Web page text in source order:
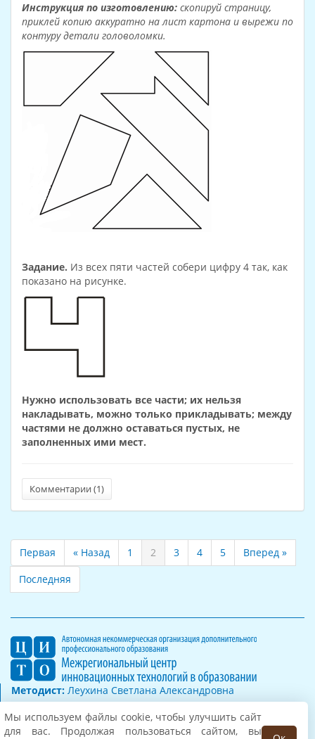
Инструкция по изготовлению: скопируй страницу,
приклей копию аккуратно на лист картона и вырежи по
контуру детали головоломки.
Задание. Из всех пяти частей собери цифру 4 так, как
показано на рисунке.
Нужно использовать все части; их нельзя
накладывать, можно только прикладывать; между
частями не должно оставаться пустых, не
заполненных ими мест.
Комментарии (1)
Первая « Назад 1 2 3 4 5
Вперед »
Последняя
Методист: Леухина Светлана Александровна
E-mail:1@covenok.ru
Мы используем файлы cookie, чтобы улучшить сайт
для вас. Продолжая пользоваться сайтом, вы